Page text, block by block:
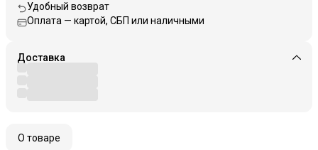
Удобный возврат
Оплата — картой, СБП или наличными
Доставка
О товаре